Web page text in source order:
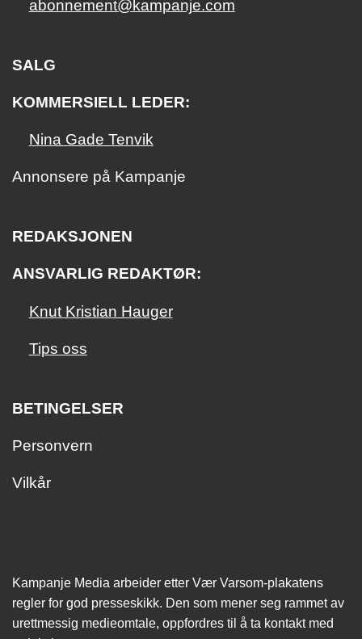
abonnement@kampanje.com
SALG
KOMMERSIELL LEDER:
Nina Gade Tenvik
Annonsere på Kampanje
REDAKSJONEN
ANSVARLIG REDAKTØR:
Knut Kristian Hauger
Tips oss
BETINGELSER
Personvern
Vilkår
Kampanje Media arbeider etter Vær Varsom-plakatens
regler for god presseskikk. Den som mener seg rammet av
urettmessig medie­omtale, oppfordres til å ta kontakt med